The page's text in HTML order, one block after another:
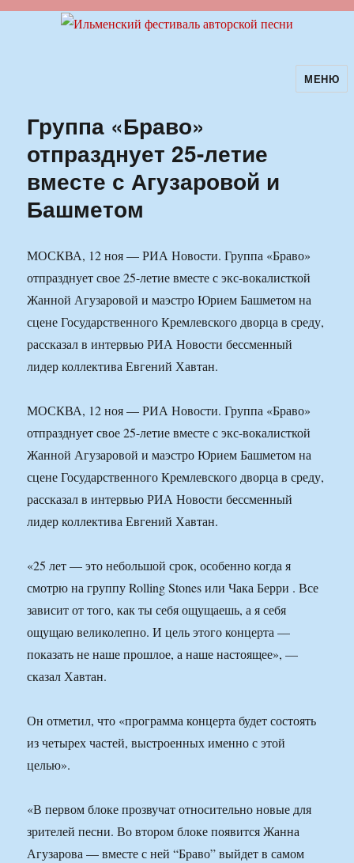
Ильменский фестиваль авторскойМЕНЮ
Группа «Браво»
отпразднует 25-летие
вместе с Агузаровой и
Башметом
МОСКВА, 12 ноя — РИА Новости. Группа «Браво»
отпразднует свое 25-летие вместе с экс-вокалисткой
Жанной Агузаровой и маэстро Юрием Башметом на
сцене Государственного Кремлевского дворца в среду,
рассказал в интервью РИА Новости бессменный
лидер коллектива Евгений Хавтан.
МОСКВА, 12 ноя — РИА Новости. Группа «Браво»
отпразднует свое 25-летие вместе с экс-вокалисткой
Жанной Агузаровой и маэстро Юрием Башметом на
сцене Государственного Кремлевского дворца в среду,
рассказал в интервью РИА Новости бессменный
лидер коллектива Евгений Хавтан.
«25 лет — это небольшой срок, особенно когда я
смотрю на группу Rolling Stones или Чака Берри . Все
зависит от того, как ты себя ощущаешь, а я себя
ощущаю великолепно. И цель этого концерта —
показать не наше прошлое, а наше настоящее», —
сказал Хавтан.
Он отметил, что «программа концерта будет состоять
из четырех частей, выстроенных именно с этой
целью».
«В первом блоке прозвучат относительно новые для
зрителей песни. Во втором блоке появится Жанна
Агузарова — вместе с ней “Браво” выйдет в самом